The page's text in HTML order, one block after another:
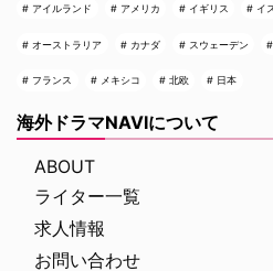
アイルランド アメリカ イギリス イ
オーストラリア カナダ スウェーデン
フランス メキシコ 北欧 日本
海外ドラマNAVIについて
ABOUT
ライター一覧
求人情報
お問い合わせ